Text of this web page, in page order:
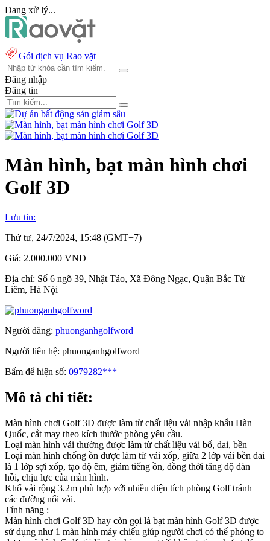
Đang xử lý...
Gói dịch vụ Rao vặt
Đăng nhập
Đăng tin
Màn hình, bạt màn hình chơi
Golf 3D
Lưu tin:
Thứ tư, 24/7/2024, 15:48 (GMT+7)
Giá: 2.000.000 VNĐ
Địa chỉ: Số 6 ngõ 39, Nhật Tảo, Xã Đông Ngạc, Quận Bắc Từ
Liêm, Hà Nội
Người đăng: phuonganhgolfword
Người liên hệ: phuonganhgolfword
Bấm để hiện số: 0979282***
Mô tả chi tiết:
Màn hình chơi Golf 3D được làm từ chất liệu vải nhập khẩu Hàn
Quốc, cắt may theo kích thước phòng yêu cầu.
Loại màn hình vải thường được làm từ chất liệu vải bố, dai, bền
Loại màn hình chống ồn được làm từ vải xốp, giữa 2 lớp vải bền dai
là 1 lớp sợi xốp, tạo độ êm, giảm tiếng ồn, đồng thời tăng độ đàn
hồi, chịu lực của màn hình.
Khổ vải rộng 3.2m phù hợp với nhiều diện tích phòng Golf tránh
các đường nối vải.
Tính năng :
Màn hình chơi Golf 3D hay còn gọi là bạt màn hình Golf 3D được
sử dụng như 1 màn hình máy chiếu giúp người chơi có thể phóng to